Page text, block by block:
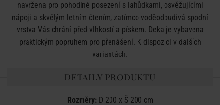
navržena pro pohodlné posezení s lahůdkami, osvěžujícími
nápoji a skvělým letním čtením, zatímco voděodpudivá spodní
vrstva Vás chrání před vlhkostí a pískem. Deka je vybavena
praktickým popruhem pro přenášení. K dispozici v dalších
variantách.
DETAILY PRODUKTU
Rozměry:D 200 x Š 200 cm